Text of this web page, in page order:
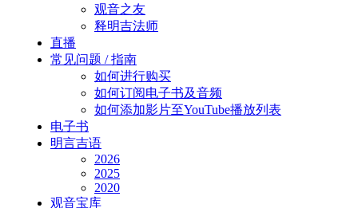
观音之友
释明吉法师
直播
常见问题 / 指南
如何进行购买
如何订阅电子书及音频
如何添加影片至YouTube播放列表
电子书
明言吉语
2026
2025
2020
观音宝库